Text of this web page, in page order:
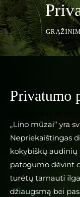
Privatumo
„Lino mūzai“ yra
Nepriekaištingas
kokybiškų
patogumo dėvint
turėtų tarnauti
džiaugsmą bei